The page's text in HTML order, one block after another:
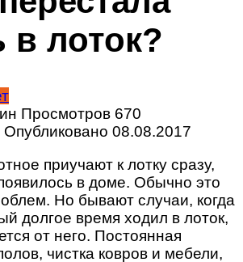
в лоток?
Просмотров 670
Опубликовано 08.08.2017
приучают к лотку сразу,
в доме. Обычно это
Но бывают случаи, когда
долгое время ходил в лоток,
от него. Постоянная
чистка ковров и мебели,